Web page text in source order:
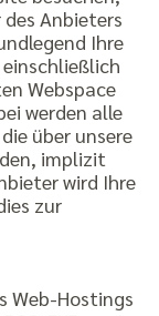
Anbieters
Ihre
Webspace
werden alle
über unsere
implizit
wird Ihre
zur
Web-Hostings